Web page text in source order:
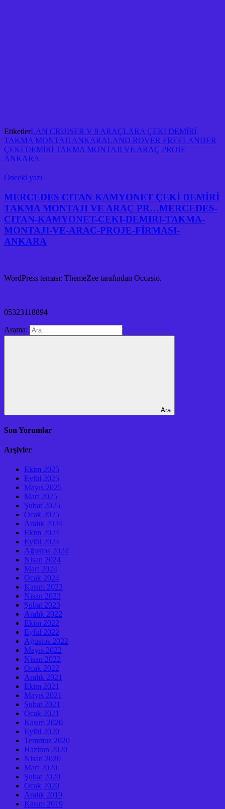
EtiketlerLAN CRUISER V 8 ARAÇLARA ÇEKİ DEMİRİ
TAKMA MONTAJI ANKARALAND ROVER FREELANDER
ÇEKİ DEMİRİ TAKMA MONTAJI VE ARAÇ PROJE
ANKARA
Önceki yazı
MERCEDES CITAN KAMYONET ÇEKİ DEMİRİ
TAKMA MONTAJI VE ARAÇ PR…MERCEDES-
CITAN-KAMYONET-CEKI-DEMIRI-TAKMA-
MONTAJI-VE-ARAC-PROJE-FİRMASI-
ANKARA
WordPress teması: ThemeZee tarafından Occasio.
05323118894
Arama:
Ara
Son Yorumlar
Arşivler
Ekim 2025
Eylül 2025
Mayıs 2025
Mart 2025
Şubat 2025
Ocak 2025
Aralık 2024
Ekim 2024
Eylül 2024
Ağustos 2024
Nisan 2024
Mart 2024
Ocak 2024
Kasım 2023
Nisan 2023
Şubat 2023
Aralık 2022
Ekim 2022
Eylül 2022
Ağustos 2022
Mayıs 2022
Nisan 2022
Ocak 2022
Aralık 2021
Ekim 2021
Mayıs 2021
Şubat 2021
Ocak 2021
Kasım 2020
Eylül 2020
Temmuz 2020
Haziran 2020
Nisan 2020
Mart 2020
Şubat 2020
Ocak 2020
Aralık 2019
Kasım 2019